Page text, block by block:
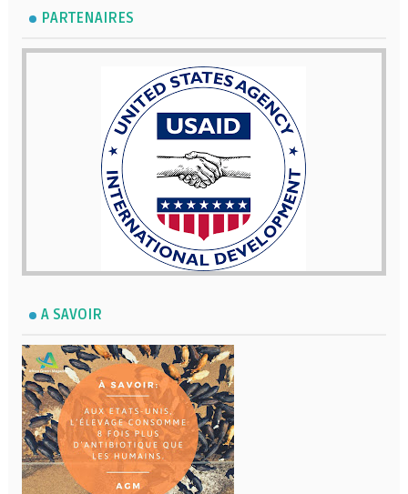
PARTENAIRES
A SAVOIR